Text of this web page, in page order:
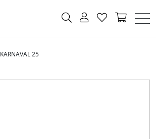
KARNAVAL 25